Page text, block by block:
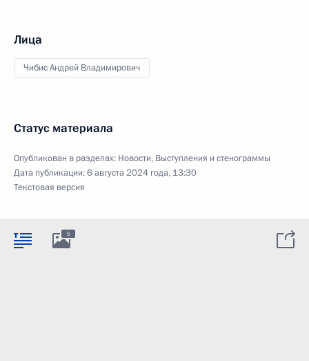
Лица
Чибис Андрей Владимирович
Статус материала
Опубликован в разделах: Новости, Выступления и стенограммы
Дата публикации:6 августа 2024 года, 13:30
Текстовая версия
5